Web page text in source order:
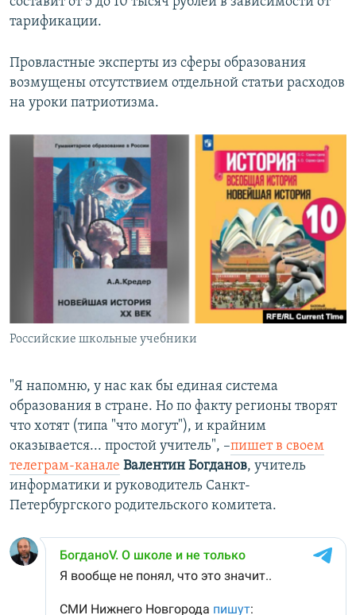
тарификации.
Провластные эксперты из сферы образования
возмущены отсутствием отдельной статьи расходов
на уроки патриотизма.
Российские школьные учебники
"Я напомню, у нас как бы единая система
образования в стране. Но по факту регионы творят
что хотят (типа "что могут"), и крайним
оказывается... простой учитель", –пишет в своем
телеграм-канале Валентин Богданов, учитель
информатики и руководитель Санкт-
Петербургского родительского комитета.